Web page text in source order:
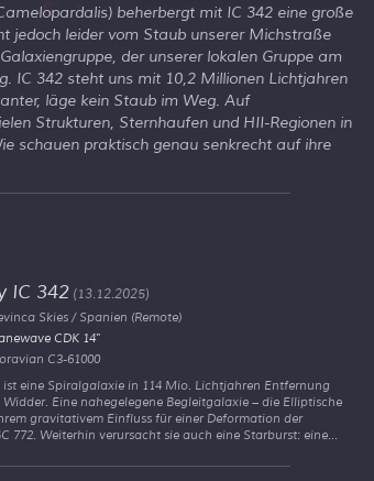
beherbergt mit IC 342 eine große
jedoch leider vom Staub unserer Michstraße
der unserer lokalen Gruppe am
IC 342 steht uns mit 10,2 Millionen Lichtjahren
läge kein Staub im Weg. Auf
Strukturen, Sternhaufen und HII-Regionen in
schauen praktisch genau senkrecht auf ihre
IC 342 (13.12.2025)
Skies / Spanien (Remote)
CDK 14"
C3-61000
ist eine Spiralgalaxie in 114 Mio. Lichtjahren Entfernung
Eine nahegelegene Begleitgalaxie – die Elliptische
gravitativem Einfluss für einer Deformation der
772. Weiterhin verursacht sie auch eine Starburst: eine...